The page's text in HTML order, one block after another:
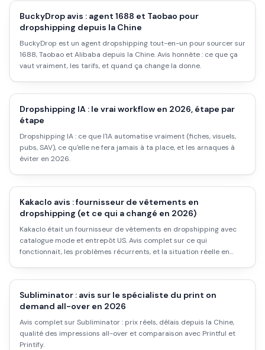
BuckyDrop avis : agent 1688 et Taobao pour
dropshipping depuis la Chine
BuckyDrop est un agent dropshipping tout-en-un pour sourcer sur
1688, Taobao et Alibaba depuis la Chine. Avis honnête : ce que ça
vaut vraiment, les tarifs, et quand ça change la donne.
Dropshipping IA : le vrai workflow en 2026, étape par
étape
Dropshipping IA : ce que l'IA automatise vraiment (fiches, visuels,
pubs, SAV), ce qu'elle ne fera jamais à ta place, et les arnaques à
éviter en 2026.
Kakaclo avis : fournisseur de vêtements en
dropshipping (et ce qui a changé en 2026)
Kakaclo était un fournisseur de vêtements en dropshipping avec
catalogue mode et entrepôt US. Avis complet sur ce qui
fonctionnait, les problèmes récurrents, et la situation réelle en
Subliminator : avis sur le spécialiste du print on
demand all-over en 2026
Avis complet sur Subliminator : prix réels, délais depuis la Chine,
qualité des impressions all-over et comparaison avec Printful et
Printify.